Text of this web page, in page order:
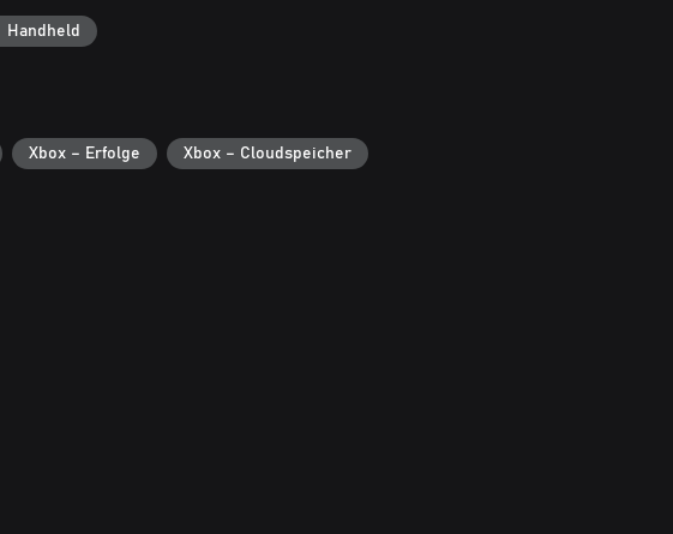
Handheld
Xbox – Erfolge Xbox – Cloudspeicher